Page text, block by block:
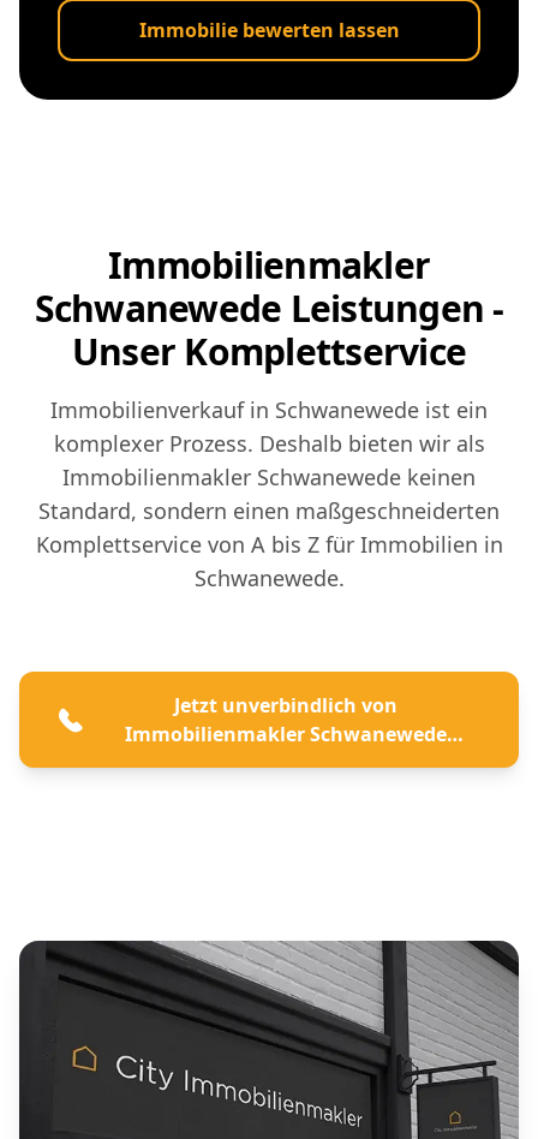
Immobilie bewerten lassen
Immobilienmakler
Schwanewede Leistungen -
Unser Komplettservice
Immobilienverkauf in Schwanewede ist ein
komplexer Prozess. Deshalb bieten wir als
Immobilienmakler Schwanewede keinen
Standard, sondern einen maßgeschneiderten
Komplettservice von A bis Z für Immobilien in
Schwanewede.
Jetzt unverbindlich von
Immobilienmakler Schwanewede
beraten lassen